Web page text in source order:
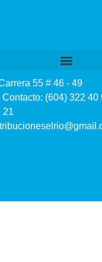
55 # 46 - 49
Contacto: (604) 322 40
21